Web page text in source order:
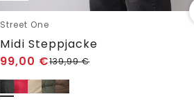
Street One
Midi Steppjacke
99,00 €139,99€